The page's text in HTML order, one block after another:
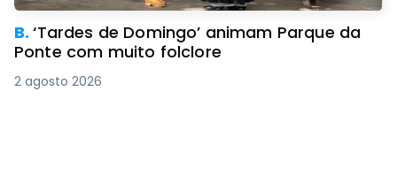
B.‘Tardes de Domingo’ animam Parque da
Ponte com muito folclore
2 agosto 2026